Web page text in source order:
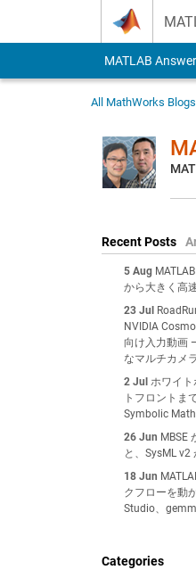
MATLAB
All MathWorks Blogs
Recent Posts
5 Aug
から大きく高
23 Jul
NVIDIA
向け入力動画
なマルチカメ
2 Jul ホワイト
トフロントま
Symbolic
26 Jun MBSE
と、SysML v2
18 Jun
クフローを動
Studio、
Categories